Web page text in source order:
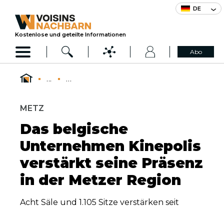
DE
Kostenlose und geteilte Informationen
Abo
... ...
METZ
Das belgische
Unternehmen Kinepolis
verstärkt seine Präsenz
in der Metzer Region
Acht Säle und 1.105 Sitze verstärken seit